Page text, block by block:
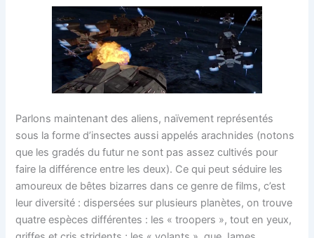
Parlons maintenant des aliens, naïvement représentés
sous la forme d’insectes aussi appelés arachnides (notons
que les gradés du futur ne sont pas assez cultivés pour
faire la différence entre les deux). Ce qui peut séduire les
amoureux de bêtes bizarres dans ce genre de films, c’est
leur diversité : dispersées sur plusieurs planètes, on trouve
quatre espèces différentes : les « troopers », tout en yeux,